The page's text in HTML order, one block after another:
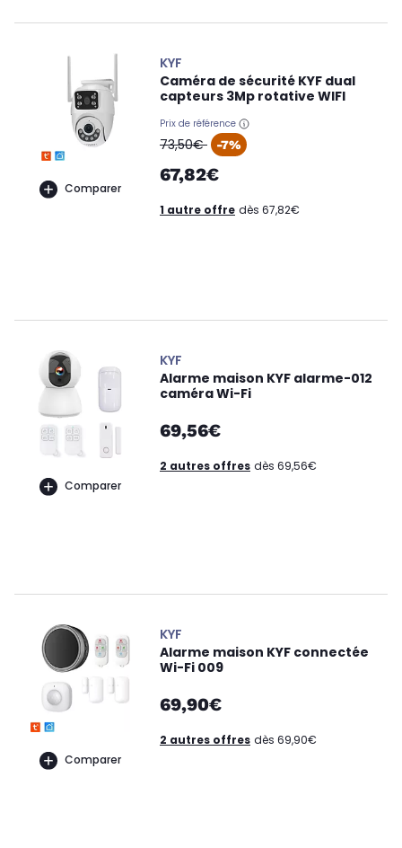
Comparer
KYF
Caméra de sécurité KYF dual
capteurs 3Mp rotative WIFI
Prix de référence
oldPrice
73,50€ -7%
67,82€
1 autre offre dès 67,82€
Comparer
KYF
Alarme maison KYF alarme-012
caméra Wi-Fi
69,56€
2 autres offres dès 69,56€
Comparer
KYF
Alarme maison KYF connectée
Wi-Fi 009
69,90€
2 autres offres dès 69,90€